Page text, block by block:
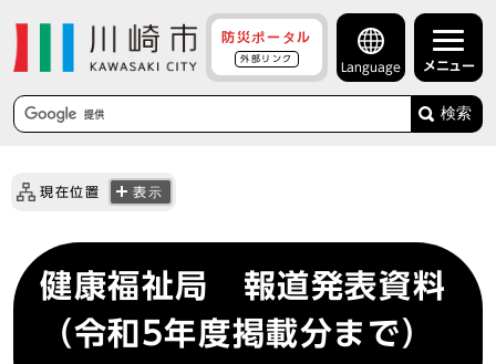
防災ポータル
外部リンク
Language メニュー
検索
現在位置 表示
健康福祉局 報道発表資料
（令和5年度掲載分まで）